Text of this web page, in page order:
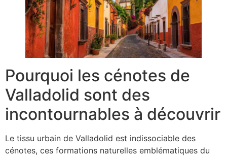
Pourquoi les cénotes de
Valladolid sont des
incontournables à découvrir
Le tissu urbain de Valladolid est indissociable des
cénotes, ces formations naturelles emblématiques du